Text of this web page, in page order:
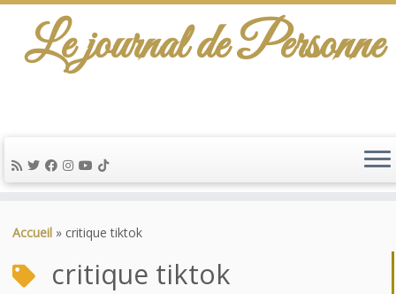
au
Le journal de Personne
Accueil » critique tiktok
critique tiktok